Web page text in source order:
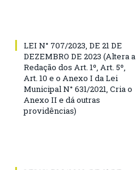
LEI N° 707/2023, DE 21 DE
DEZEMBRO DE 2023 (Altera a
Redação dos Art. 1º, Art. 5º,
Art. 10 e o Anexo I da Lei
Municipal N° 631/2021, Cria o
Anexo II e dá outras
providências)